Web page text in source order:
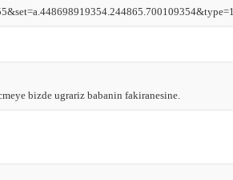
bizde ugrariz babanin fakiranesine.